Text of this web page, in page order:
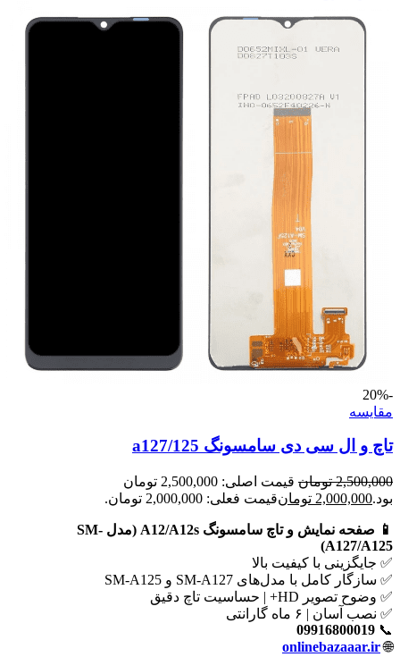
-20%
مقايسه
تاچ و ال سی دی سامسونگ a127/125
2,500,000 تومان
قیمت اصلی: 2,500,000 تومان
بود.2,000,000 تومانقیمت فعلی: 2,000,000 تومان.
📱 صفحه نمایش و تاچ سامسونگ A12/A12s (مدل SM-
A127/A125)
✅ جایگزینی با کیفیت بالا
✅ سازگار کامل با مدل‌های SM-A127 و SM-A125
✅ وضوح تصویر HD+ | حساسیت تاچ دقیق
✅ نصب آسان | ۶ ماه گارانتی
📞
09916800019
🌐
onlinebazaaar.ir